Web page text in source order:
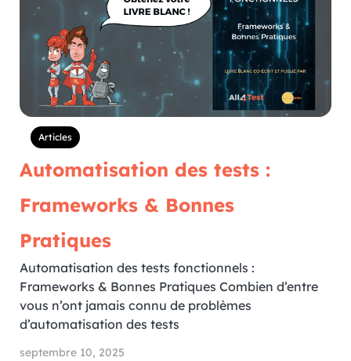
Articles
Automatisation des tests :
Frameworks & Bonnes
Pratiques
Automatisation des tests fonctionnels :
Frameworks & Bonnes Pratiques Combien d’entre
vous n’ont jamais connu de problèmes
d’automatisation des tests
septembre 10, 2025